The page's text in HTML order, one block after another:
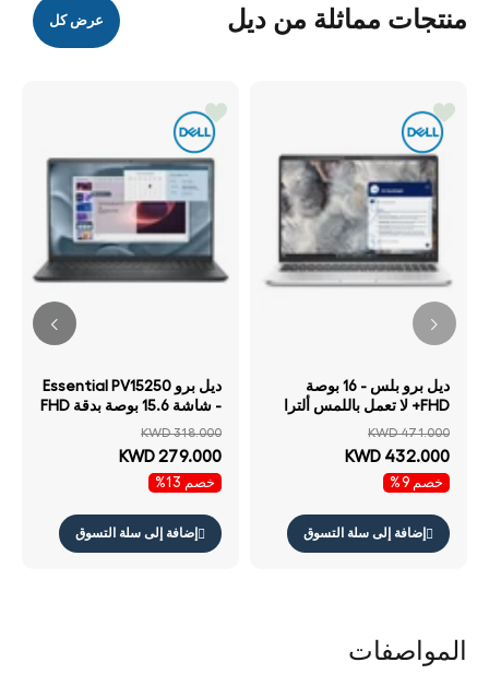
منتجات مماثلة من ديل عرض كل
ديل برو بلس - 16 بوصة
FHD+ لا تعمل باللمس ألترا
م.2) / ضمان سنة لابتوب
KWD 471.000
KWD 432.000
خصم 9%
إضافة إلى سلة التسوق
ديل برو Essential PV15250
- شاشة 15.6 بوصة بدقة FHD
باللغتين الإنجليزية والعربية
KWD 318.000
KWD 279.000
خصم 13%
إضافة إلى سلة التسوق
المواصفات